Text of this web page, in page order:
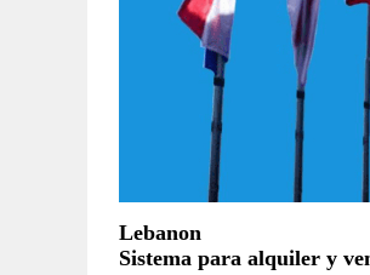
Lebanon
Sistema para alquiler y